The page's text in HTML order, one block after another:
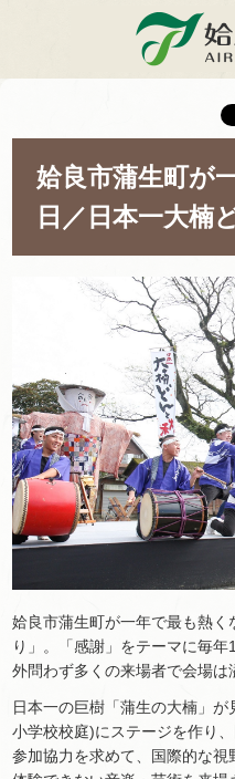
姶良市
姶良市蒲生町が
日／日本一大楠
姶良市蒲生町が一年で最も熱
り」。「感謝」をテーマに毎
外問わず多くの来場者で会場は
日本一の巨樹「蒲生の大楠」
小学校校庭)にステージを作り
参加協力を求めて、国際的な